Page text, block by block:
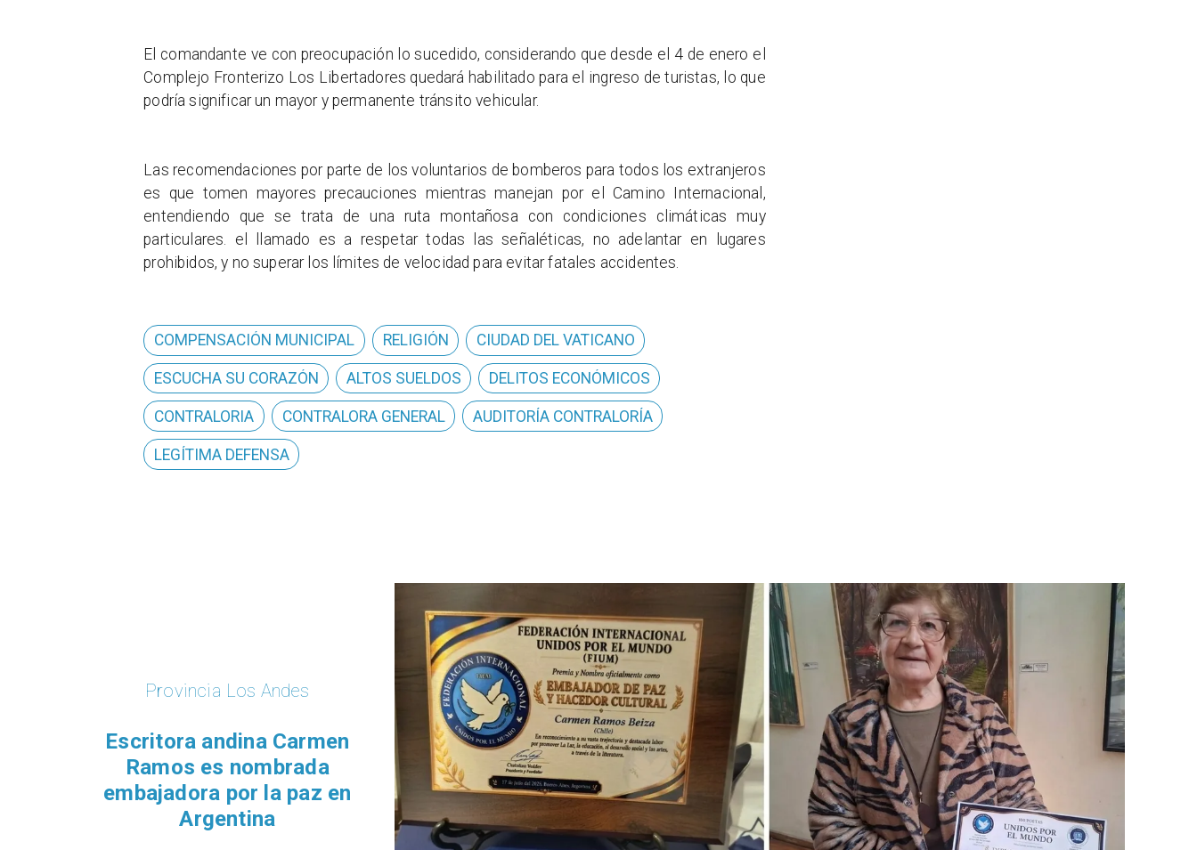
El comandante ve con preocupación lo sucedido, considerando que desde el 4 de enero el
Complejo Fronterizo Los Libertadores quedará habilitado para el ingreso de turistas, lo que
podría significar un mayor y permanente tránsito vehicular.
Las recomendaciones por parte de los voluntarios de bomberos para todos los extranjeros
es que tomen mayores precauciones mientras manejan por el Camino Internacional,
entendiendo que se trata de una ruta montañosa con condiciones climáticas muy
particulares. el llamado es a respetar todas las señaléticas, no adelantar en lugares
prohibidos, y no superar los límites de velocidad para evitar fatales accidentes.
COMPENSACIÓN MUNICIPAL RELIGIÓN CIUDAD DEL VATICANO
ESCUCHA SU CORAZÓN ALTOS SUELDOS DELITOS ECONÓMICOS
CONTRALORIA CONTRALORA GENERAL AUDITORÍA CONTRALORÍA
LEGÍTIMA DEFENSA
Provincia Los Andes
Escritora andina Carmen
Ramos es nombrada
embajadora por la paz en
Argentina